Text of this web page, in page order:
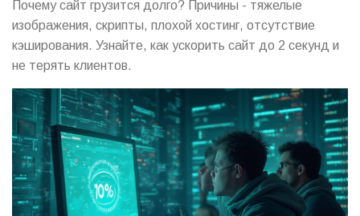
Почему сайт грузится долго? Причины - тяжелые
изображения, скрипты, плохой хостинг, отсутствие
кэширования. Узнайте, как ускорить сайт до 2 секунд и
не терять клиентов.